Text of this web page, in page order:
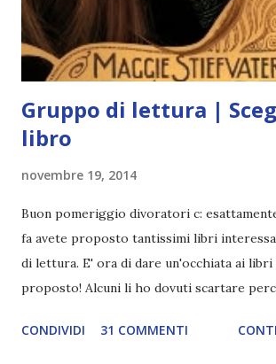
Le terroriste della letteratur...
Gruppo di lettura |
libro
novembre 19, 2014
Buon pomeriggio divoratori c:
fa avete proposto tantissimi libri
di lettura. E' ora di dare un'occhiata ai libri
proposto! Alcuni li ho dovuti scartare
consigliati sono stati La corsa delle onde,
CONDIVIDI 31 COMMENTI